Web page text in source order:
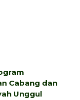
Cabang dan
Unggul